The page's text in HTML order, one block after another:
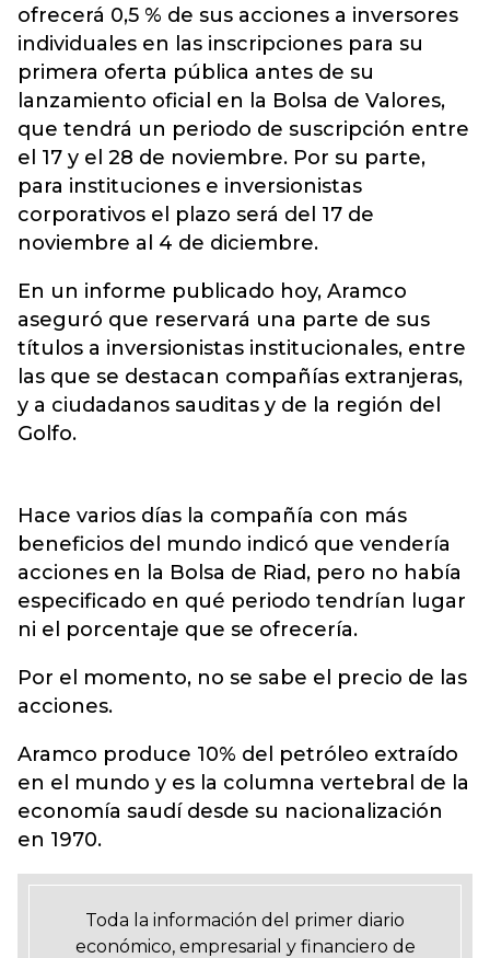
ofrecerá 0,5 % de sus acciones a inversores
individuales en las inscripciones para su
primera oferta pública antes de su
lanzamiento oficial en la Bolsa de Valores,
que tendrá un periodo de suscripción entre
el 17 y el 28 de noviembre. Por su parte,
para instituciones e inversionistas
corporativos el plazo será del 17 de
noviembre al 4 de diciembre.
En un informe publicado hoy, Aramco
aseguró que reservará una parte de sus
títulos a inversionistas institucionales, entre
las que se destacan compañías extranjeras,
y a ciudadanos sauditas y de la región del
Golfo.
Hace varios días la compañía con más
beneficios del mundo indicó que vendería
acciones en la Bolsa de Riad, pero no había
especificado en qué periodo tendrían lugar
ni el porcentaje que se ofrecería.
Por el momento, no se sabe el precio de las
acciones.
Aramco produce 10% del petróleo extraído
en el mundo y es la columna vertebral de la
economía saudí desde su nacionalización
en 1970.
Toda la información del primer diario
económico, empresarial y financiero de